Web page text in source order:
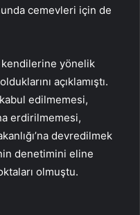
cemevleri için de
yönelik
açıklamıştı.
edilmemesi,
erdirilmemesi,
devredilmek
denetimini eline
olmuştu.